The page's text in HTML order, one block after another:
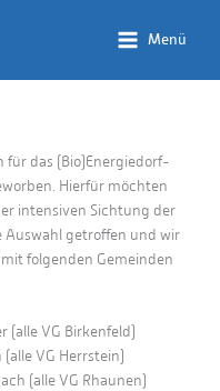
Menü
für das (Bio)Energiedorf-
Hierfür möchten
intensiven Sichtung der
getroffen und wir
folgenden Gemeinden
(alle VG Birkenfeld)
VG Herrstein)
(alle VG Rhaunen)